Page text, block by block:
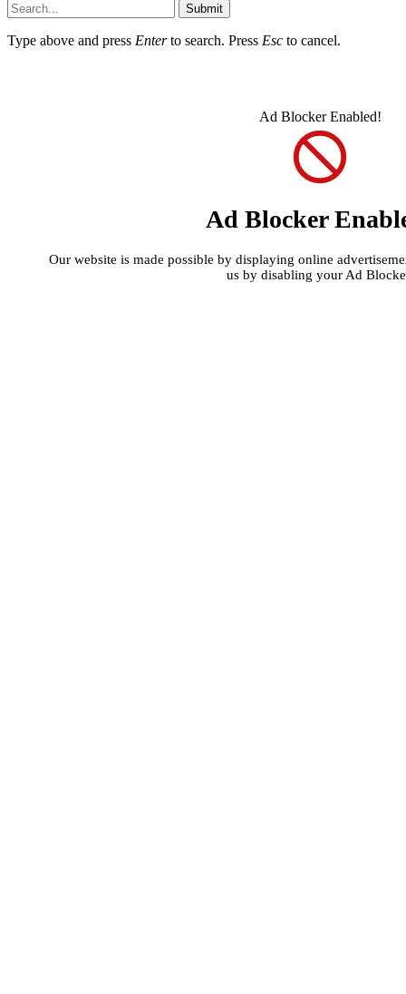
Submit
Type above and press Enterto search. Press Esc to cancel.
Ad Blocker Enabled!
Ad Blocker
Our website is made possible by displaying online
us by disabling your Ad